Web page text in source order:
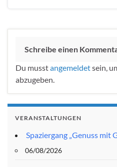
Schreibe einen
Du musstangemeldetsein,
abzugeben.
VERANSTALTUNGEN
Spaziergang „Genuss mit
06/08/2026